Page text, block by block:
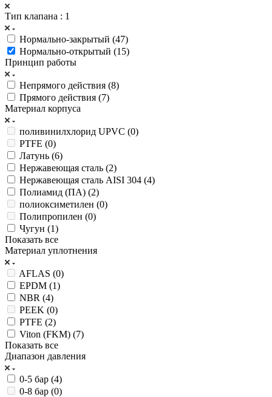
Тип клапана : 1
Нормально-закрытый (47)
Нормально-открытый (15)
Принцип работы
Непрямого действия (8)
Прямого действия (7)
Материал корпуса
поливинилхлорид UPVC (0)
PTFE (0)
Латунь (6)
Нержавеющая сталь (2)
Нержавеющая сталь AISI 304 (4)
Полиамид (ПА) (2)
полиоксиметилен (0)
Полипропилен (0)
Чугун (1)
Показать все
Материал уплотнения
AFLAS (0)
EPDM (1)
NBR (4)
PEEK (0)
PTFE (2)
Viton (FKM) (7)
Показать все
Диапазон давления
0-5 бар (4)
0-8 бар (0)